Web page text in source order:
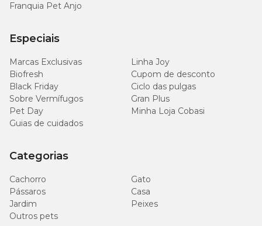
Franquia Pet Anjo
Especiais
Marcas Exclusivas
Linha Joy
Biofresh
Cupom de desconto
Black Friday
Ciclo das pulgas
Sobre Vermífugos
Gran Plus
Pet Day
Minha Loja Cobasi
Guias de cuidados
Categorias
Cachorro
Gato
Pássaros
Casa
Jardim
Peixes
Outros pets